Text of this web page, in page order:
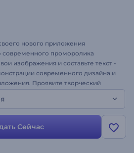
нового приложения
проморолика
изображения и составьте текст -
современного дизайна и
Проявите творческий
с помощью шаблона "Промо
Создайте видеоролик!
Сейчас